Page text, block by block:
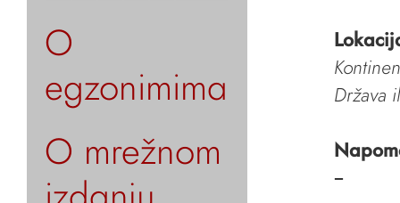
O
egzonimima
O mrežnom
Država
–